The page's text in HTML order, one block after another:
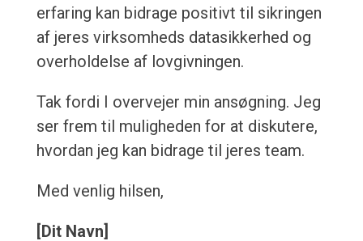
erfaring kan bidrage positivt til sikringen
af jeres virksomheds datasikkerhed og
overholdelse af lovgivningen.
Tak fordi I overvejer min ansøgning. Jeg
ser frem til muligheden for at diskutere,
hvordan jeg kan bidrage til jeres team.
Med venlig hilsen,
[Dit Navn]